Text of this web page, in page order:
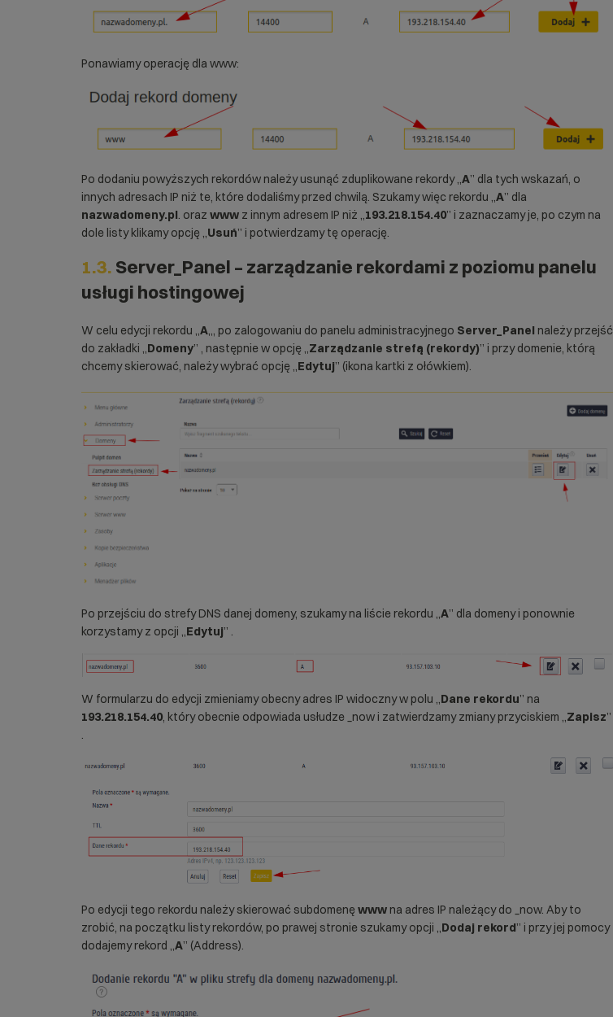
Ponawiamy operację dla www:
Po dodaniu powyższych rekordów należy usunąć zduplikowane rekordy „A” dla tych wskazań, o
innych adresach IP niż te, które dodaliśmy przed chwilą. Szukamy więc rekordu „A” dla
nazwadomeny.pl. oraz www z innym adresem IP niż „193.218.154.40” i zaznaczamy je, po czym na
dole listy klikamy opcję „Usuń” i potwierdzamy tę operację.
1.3. Server_Panel – zarządzanie rekordami z poziomu panelu
usługi hostingowej
W celu edycji rekordu „A„, po zalogowaniu do panelu administracyjnego Server_Panel należy przejść
do zakładki „Domeny” , następnie w opcję „Zarządzanie strefą (rekordy)” i przy domenie, którą
chcemy skierować, należy wybrać opcję „Edytuj” (ikona kartki z ołówkiem).
Po przejściu do strefy DNS danej domeny, szukamy na liście rekordu „A” dla domeny i ponownie
korzystamy z opcji „Edytuj” .
W formularzu do edycji zmieniamy obecny adres IP widoczny w polu „ Dane rekordu” na
193.218.154.40 , który obecnie odpowiada usłudze _now i zatwierdzamy zmiany przyciskiem „ Zapisz”
Po edycji tego rekordu należy skierować subdomenę www na adres IP należący do _now. Aby to
zrobić, na początku listy rekordów, po prawej stronie szukamy opcji „Dodaj rekord” i przy jej pomocy
dodajemy rekord „A” (Address).